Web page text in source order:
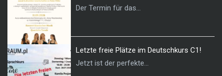
Der Termin für das...
Letzte freie Plätze im Deutschkurs C1!
Jetzt ist der perfekte...